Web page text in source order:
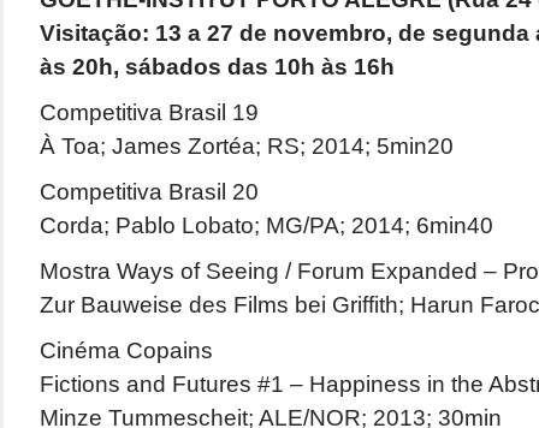
Visitação: 13 a 27 de novembro, de segunda
às 20h, sábados das 10h às 16h
Competitiva Brasil 19
À Toa; James Zortéa; RS; 2014; 5min20
Competitiva Brasil 20
Corda; Pablo Lobato; MG/PA; 2014; 6min40
Mostra Ways of Seeing / Forum Expanded –
Zur Bauweise des Films bei Griffith; Harun
Cinéma Copains
Fictions and Futures #1 – Happiness in the
Minze Tummescheit; ALE/NOR; 2013; 30min